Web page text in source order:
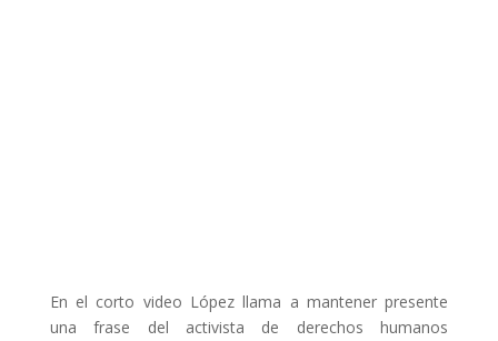
En el corto video López llama a mantener presente
una frase del activista de derechos humanos